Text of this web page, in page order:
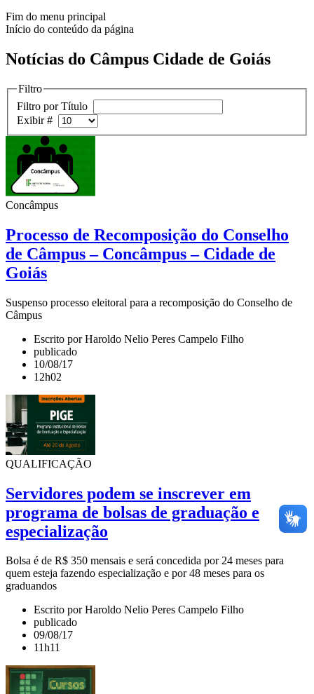
Fim do menu principal
Início do conteúdo da página
Notícias do Câmpus Cidade de Goiás
Filtro
Filtro por Título
Exibir #
Concâmpus
Processo de Recomposição do Conselho
de Câmpus – Concâmpus – Cidade de
Goiás
Suspenso processo eleitoral para a recomposição do Conselho de
Câmpus
Escrito por Haroldo Nelio Peres Campelo Filho
publicado
10/08/17
12h02
QUALIFICAÇÃO
Servidores podem se inscrever em
programa de bolsas de graduação e
especialização
Bolsa é de R$ 350 mensais e será concedida por 24 meses para
quem esteja fazendo especialização e por 48 meses para os
graduandos
Escrito por Haroldo Nelio Peres Campelo Filho
publicado
09/08/17
11h11